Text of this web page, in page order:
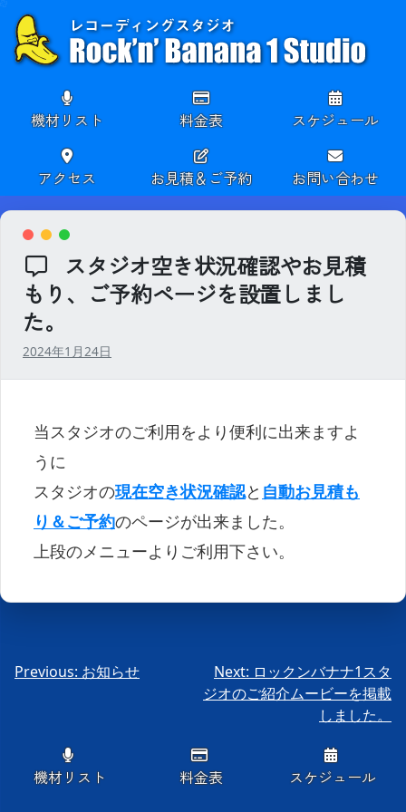
Skip
content
機材リスト 料金表 スケジュール
アクセス お見積＆ご予約 お問い合わせ
スタジオ空き状況確認やお見積
もり、ご予約ページを設置しまし
た。
2024年1月24日
当スタジオのご利用をより便利に出来ますよ
うに
スタジオの現在空き状況確認と 自動お見積も
り＆ご予約のページが出来ました。
上段のメニューよりご利用下さい。
投
ゲ
Previous: お知らせ Next: ロックンバナナ1スタ
ジオのご紹介ムービーを掲載
しました。
機材リスト 料金表 スケジュール